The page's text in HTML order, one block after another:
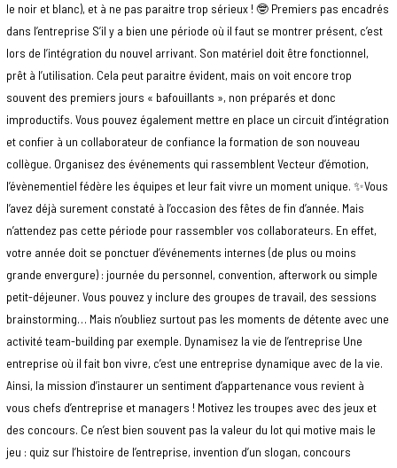
le noir et blanc), et à ne pas paraitre trop sérieux ! 🤓 Premiers pas encadrés
dans l’entreprise S’il y a bien une période où il faut se montrer présent, c’est
lors de l’intégration du nouvel arrivant. Son matériel doit être fonctionnel,
prêt à l’utilisation. Cela peut paraitre évident, mais on voit encore trop
souvent des premiers jours « bafouillants », non préparés et donc
improductifs. Vous pouvez également mettre en place un circuit d’intégration
et confier à un collaborateur de confiance la formation de son nouveau
collègue. Organisez des événements qui rassemblent Vecteur d’émotion,
l’évènementiel fédère les équipes et leur fait vivre un moment unique. ✨Vous
l’avez déjà surement constaté à l’occasion des fêtes de fin d’année. Mais
n’attendez pas cette période pour rassembler vos collaborateurs. En effet,
votre année doit se ponctuer d’événements internes (de plus ou moins
grande envergure) : journée du personnel, convention, afterwork ou simple
petit-déjeuner. Vous pouvez y inclure des groupes de travail, des sessions
brainstorming… Mais n’oubliez surtout pas les moments de détente avec une
activité team-building par exemple. Dynamisez la vie de l’entreprise Une
entreprise où il fait bon vivre, c’est une entreprise dynamique avec de la vie.
Ainsi, la mission d’instaurer un sentiment d’appartenance vous revient à
vous chefs d’entreprise et managers ! Motivez les troupes avec des jeux et
des concours. Ce n’est bien souvent pas la valeur du lot qui motive mais le
jeu : quiz sur l’histoire de l’entreprise, invention d’un slogan, concours